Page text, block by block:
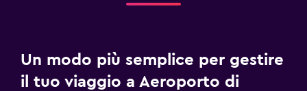
Un modo più semplice per gestire
il tuo viaggio a Aeroporto di